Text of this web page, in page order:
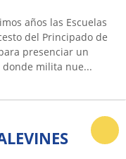
años las Escuelas
del Principado de
presenciar un
donde milita nue...